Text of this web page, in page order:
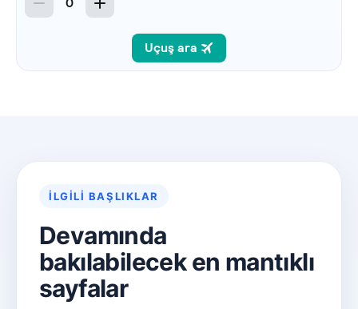
İLGILI BAŞLIKLAR
Devamında
bakılabilecek en mantıklı
sayfalar